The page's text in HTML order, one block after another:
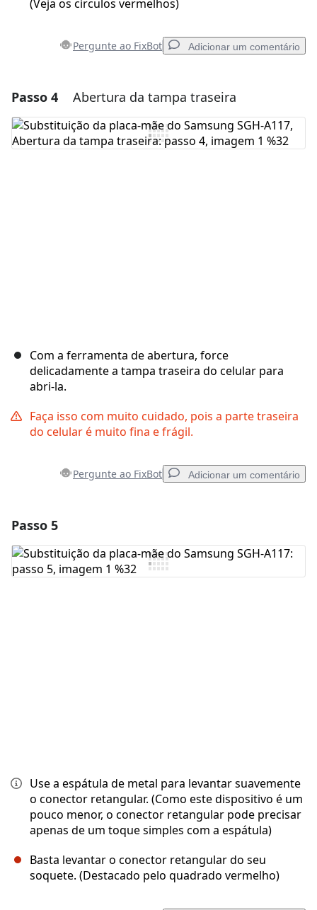
(Veja os círculos vermelhos)
Pergunte ao FixBot Adicionar um comentário
Adicionar um comentário
Comentar
Passo 4 Abertura da tampa traseira
Com a ferramenta de abertura, force
delicadamente a tampa traseira do celular para
abri-la.
Faça isso com muito cuidado, pois a parte traseira
do celular é muito fina e frágil.
Pergunte ao FixBot Adicionar um comentário
Comentar
Passo 5
Use a espátula de metal para levantar suavemente
o conector retangular. (Como este dispositivo é um
pouco menor, o conector retangular pode precisar
apenas de um toque simples com a espátula)
Basta levantar o conector retangular do seu
soquete. (Destacado pelo quadrado vermelho)